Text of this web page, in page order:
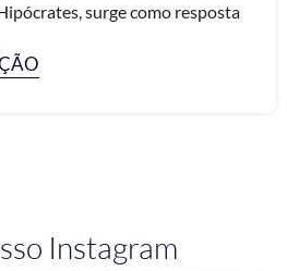
surge como resposta
Instagram